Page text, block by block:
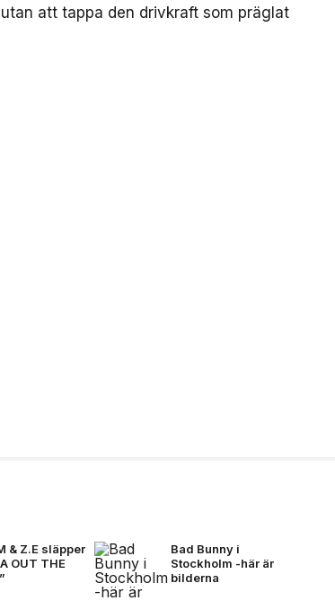
att tappa den drivkraft som präglat
& Z.E släpper
OUT THE
Bad Bunny i
Stockholm -här är
bilderna